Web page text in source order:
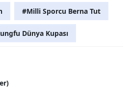
Bartın
#Milli Sporcu Berna Tut
Dünya Kupası